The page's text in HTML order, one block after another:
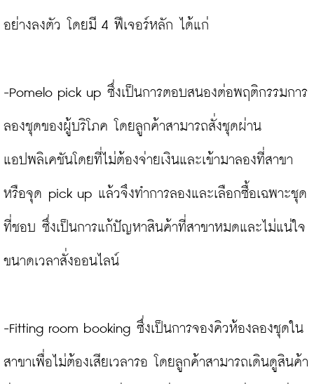
อย่างลงตัว โดยมี 4 ฟีเจอร์หลัก ได้แก่
-Pomelo pick up ซึ่งเป็นการตอบสนองต่อพฤติกรรมการ
ลองชุดของผู้บริโภค โดยลูกค้าสามารถสั่งชุดผ่าน
แอปพลิเคชันโดยที่ไม่ต้องจ่ายเงินและเข้ามาลองที่สาขา
หรือจุด pick up แล้วจึงทำการลองและเลือกซื้อเฉพาะชุด
ที่ชอบ ซึ่งเป็นการแก้ปัญหาสินค้าที่สาขาหมดและไม่แน่ใจ
ขนาดเวลาสั่งออนไลน์
-Fitting room booking ซึ่งเป็นการจองคิวห้องลองชุดใน
สาขาเพื่อไม่ต้องเสียเวลารอ โดยลูกค้าสามารถเดินดูสินค้า